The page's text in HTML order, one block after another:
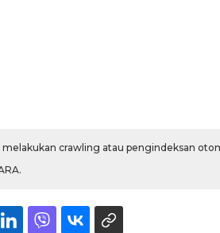
crawling atau pengindeksan